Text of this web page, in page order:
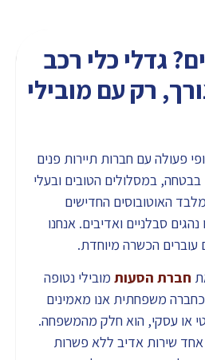
גדלי כלי רכב
רק עם מובילי
פעולה עם חברות תיירות פנים
בבטחה, במסלולים הטובים ובעלי
האוטובוסים החדישים
סבלניים ואדיבים. אנחנו
עוברים הכשרה מיוחדת.
חברת הסעות מובילי נטופה
בע"מ בשנת 1992. כחברה משפחתית אנו מאמינים
או עסקי, הוא חלק מהמשפחה.
אחד שירות אדיב ללא פשרות